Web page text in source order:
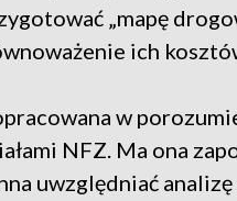
„mapę
ich
w
NFZ. Ma ona
uwzględniać